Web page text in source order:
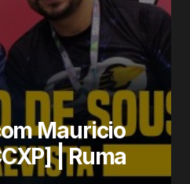
Mauricio
| Ruma